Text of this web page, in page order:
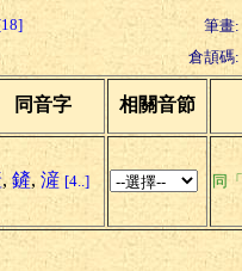
筆畫:
倉頡碼:
同音字 相關音節
, 鏟, 滻 [4..] 同